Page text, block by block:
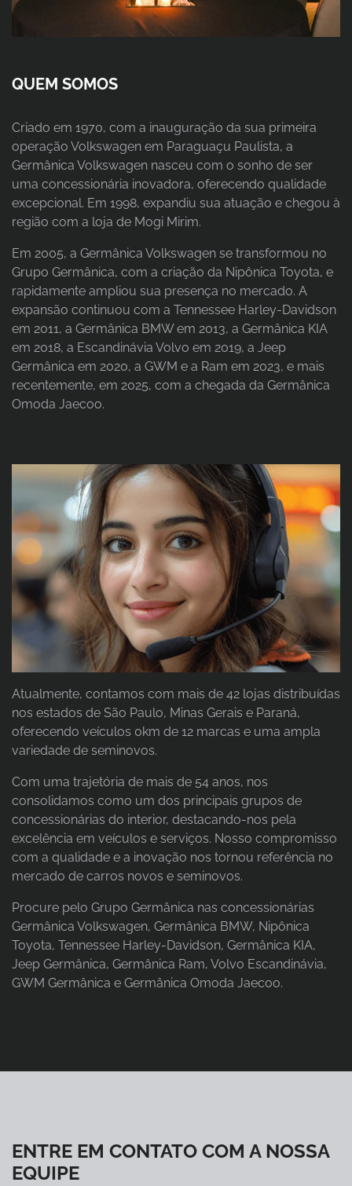
QUEM SOMOS
Criado em 1970, com a inauguração da sua primeira
operação Volkswagen em Paraguaçu Paulista, a
Germânica Volkswagen nasceu com o sonho de ser
uma concessionária inovadora, oferecendo qualidade
excepcional. Em 1998, expandiu sua atuação e chegou à
região com a loja de Mogi Mirim.
Em 2005, a Germânica Volkswagen se transformou no
Grupo Germânica, com a criação da Nipônica Toyota, e
rapidamente ampliou sua presença no mercado. A
expansão continuou com a Tennessee Harley-Davidson
em 2011, a Germânica BMW em 2013, a Germânica KIA
em 2018, a Escandinávia Volvo em 2019, a Jeep
Germânica em 2020, a GWM e a Ram em 2023, e mais
recentemente, em 2025, com a chegada da Germânica
Omoda Jaecoo.
Atualmente, contamos com mais de 42 lojas distribuídas
nos estados de São Paulo, Minas Gerais e Paraná,
oferecendo veículos 0km de 12 marcas e uma ampla
variedade de seminovos.
Com uma trajetória de mais de 54 anos, nos
consolidamos como um dos principais grupos de
concessionárias do interior, destacando-nos pela
excelência em veículos e serviços. Nosso compromisso
com a qualidade e a inovação nos tornou referência no
mercado de carros novos e seminovos.
Procure pelo Grupo Germânica nas concessionárias
Germânica Volkswagen, Germânica BMW, Nipônica
Toyota, Tennessee Harley-Davidson, Germânica KIA,
Jeep Germânica, Germânica Ram, Volvo Escandinávia,
GWM Germânica e Germânica Omoda Jaecoo.
ENTRE EM CONTATO COM A NOSSA
EQUIPE